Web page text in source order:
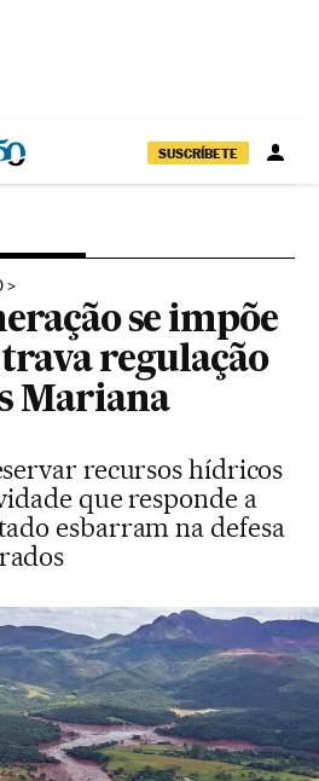
SUSCRÍBETE
se impõe
regulação
Mariana
recursos hídricos
que responde a
esbarram na defesa